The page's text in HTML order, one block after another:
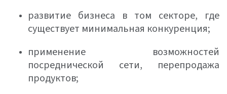
развитие бизнеса в том секторе, где
существует минимальная конкуренция;
применение возможностей
посреднической сети, перепродажа
продуктов;